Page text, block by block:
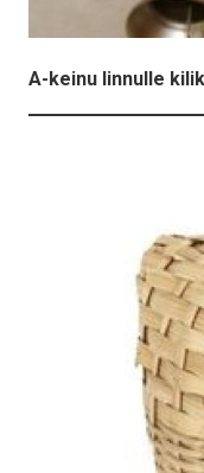
A-keinu linnulle